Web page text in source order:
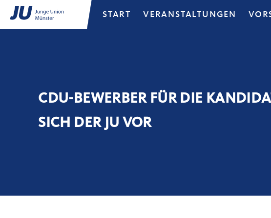
START VERANSTALTUNGEN
CDU-BEWERBER FÜR DIE
SICH DER JU VOR